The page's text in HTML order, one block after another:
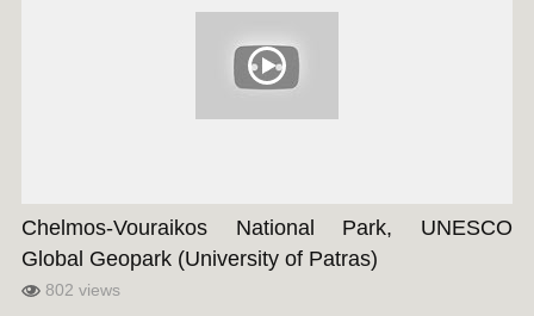
Chelmos-Vouraikos National Park, UNESCO
Global Geopark (University of Patras)
802 views